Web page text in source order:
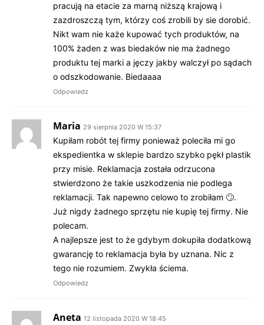
pracują na etacie za marną niższą krajową i
zazdroszczą tym, którzy coś zrobili by sie dorobić.
Nikt wam nie każe kupować tych produktów, na
100% żaden z was biedaków nie ma żadnego
produktu tej marki a jęczy jakby walczył po sądach
o odszkodowanie. Biedaaaa
Odpowiedz
Maria 29 sierpnia 2020 W 15:37
Kupiłam robót tej firmy ponieważ poleciła mi go
ekspedientka w sklepie bardzo szybko pękł plastik
przy misie. Reklamacja została odrzucona
stwierdzono że takie uszkodzenia nie podlega
reklamacji. Tak napewno celowo to zrobiłam 🙄.
Już nigdy żadnego sprzętu nie kupię tej firmy. Nie
polecam.
A najlepsze jest to że gdybym dokupiła dodatkową
gwarancję to reklamacja była by uznana. Nic z
tego nie rozumiem. Zwykła ściema.
Odpowiedz
Aneta 12 listopada 2020 W 18:45